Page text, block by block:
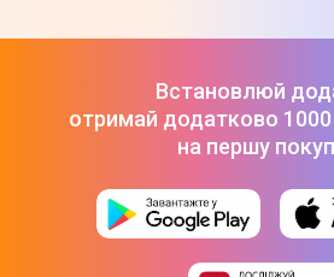
Встановлюй
отримай додатково 1000
на першу